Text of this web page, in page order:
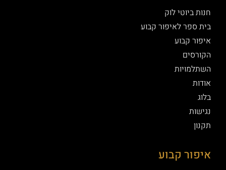
חנות ביוטי לוק
בית ספר לאיפור קבוע
איפור קבוע
הקורסים
השתלמויות
אודות
בלוג
נגישות
תקנון
איפור קבוע